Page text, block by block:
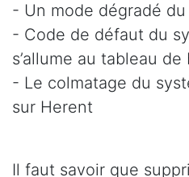
- Un mode dégradé
- Code de défaut du
s’allume au tableau de
- Le colmatage du
sur Herent
Il faut savoir que